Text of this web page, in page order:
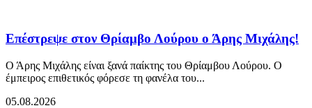
Επέστρεψε στον Θρίαμβο Λούρου ο Άρης Μιχάλης!
Ο Άρης Μιχάλης είναι ξανά παίκτης του Θρίαμβου Λούρου. Ο
έμπειρος επιθετικός φόρεσε τη φανέλα του...
05.08.2026